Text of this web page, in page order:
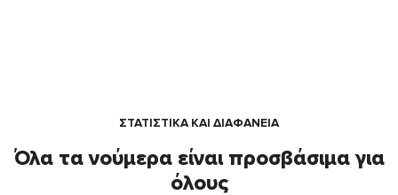
ΣΤΑΤΙΣΤΙΚΑ ΚΑΙ ΔΙΑΦΑΝΕΙΑ
Όλα τα νούμερα είναι προσβάσιμα για
όλους